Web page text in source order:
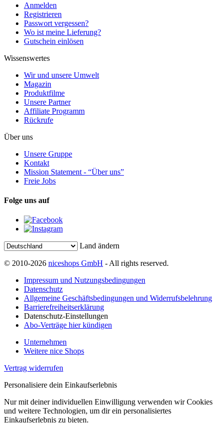
Anmelden
Registrieren
Passwort vergessen?
Wo ist meine Lieferung?
Gutschein einlösen
Wissenswertes
Wir und unsere Umwelt
Magazin
Produktfilme
Unsere Partner
Affiliate Programm
Rückrufe
Über uns
Unsere Gruppe
Kontakt
Mission Statement - “Über uns”
Freie Jobs
Folge uns auf
Land ändern
© 2010-2026 niceshops GmbH - All rights reserved.
Impressum und Nutzungsbedingungen
Datenschutz
Allgemeine Geschäftsbedingungen und Widerrufsbelehrung
Barrierefreiheitserklärung
Datenschutz-Einstellungen
Abo-Verträge hier kündigen
Unternehmen
Weitere nice Shops
Vertrag widerrufen
Personalisiere dein Einkaufserlebnis
Nur mit deiner individuellen Einwilligung verwenden wir Cookies
und weitere Technologien, um dir ein personalisiertes
Einkaufserlebnis zu bieten.